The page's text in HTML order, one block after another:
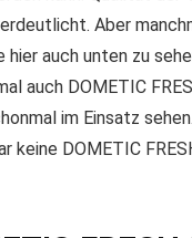
Aber
auch unten zu
auch DOMETIC
im Einsatz sehen.
keine DOMETIC